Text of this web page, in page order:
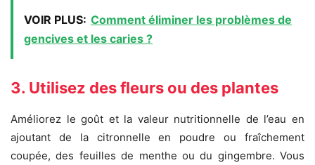
VOIR PLUS: Comment éliminer les problèmes de
gencives et les caries ?
3. Utilisez des fleurs ou des plantes
Améliorez le goût et la valeur nutritionnelle de l’eau en
ajoutant de la citronnelle en poudre ou fraîchement
coupée, des feuilles de menthe ou du gingembre. Vous